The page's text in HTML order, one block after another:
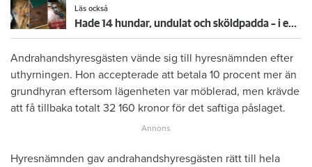
Läs också
Hade 14 hundar, undulat och sköldpadda – i en tvårummare
Andrahandshyresgästen vände sig till hyresnämnden efter
uthyrningen. Hon accepterade att betala 10 procent mer än
grundhyran eftersom lägenheten var möblerad, men krävde
att få tillbaka totalt 32 160 kronor för det saftiga påslaget.
Hyresnämnden gav andrahandshyresgästen rätt till hela